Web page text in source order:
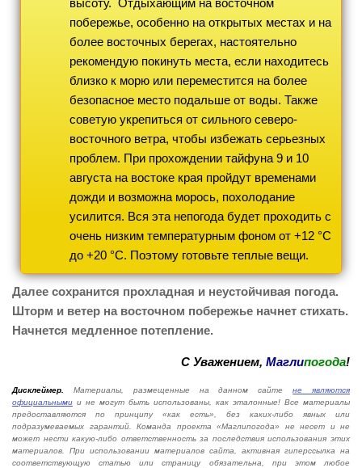
высоту. Отдыхающим на восточном
побережье, особенно на открытых местах и на
более восточных берегах, настоятельно
рекомендую покинуть места, если находитесь
близко к морю или переместится на более
безопасное место подальше от воды. Также
советую укрепиться от сильного северо-
восточного ветра, чтобы избежать серьезных
проблем. При прохождении тайфуна 9 и 10
августа на востоке края пройдут временами
дожди и возможна морось, похолодание
усилится. Вся эта непогода будет проходить с
очень низким температурным фоном от +12 °С
до +20 °С. Поэтому готовьте теплые вещи.
Далее сохранится прохладная и неустойчивая погода.
Шторм и ветер на восточном побережье начнет стихать.
Начнется медленное потепление.
С Уважением, Маглипогода!
Дисклеймер. Материалы, размещенные на данном сайтене являются
официальными и не могут быть использованы, как эталонные! Все материалы
предоставляются по принципу «как есть», без каких-либо явных или
подразумеваемых гарантий. Команда проекта «Маглипогода» не несет и не
может нести какую-либо ответственность за последствия использования этих
материалов. При использовании материалов сайта, активная гиперссылка на
соответствующую статью или страницу обязательна, при этом любое